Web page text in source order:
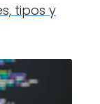
tipos y